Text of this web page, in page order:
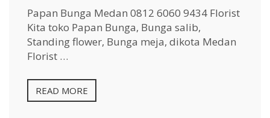
Papan Bunga Medan 0812 6060 9434 Florist
Kita toko Papan Bunga, Bunga salib,
Standing flower, Bunga meja, dikota Medan
Florist …
READ MORE